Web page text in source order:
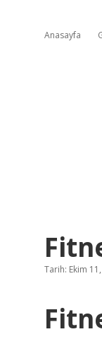
Anasayfa
Tarih: Ekim